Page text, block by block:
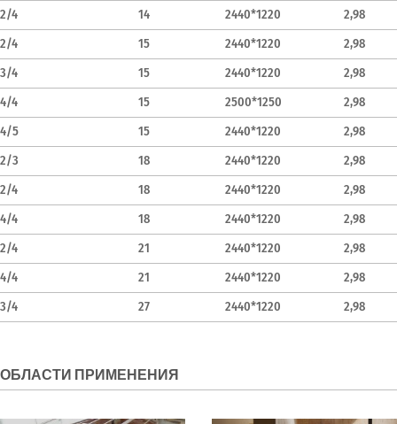
2/4
14 2440*1220
2,98
2/4
15 2440*1220
2,98
3/4
15 2440*1220
2,98
4/4
15 2500*1250
2,98
4/5
15 2440*1220
2,98
2/3
18 2440*1220
2,98
2/4
18 2440*1220
2,98
4/4
18 2440*1220
2,98
2/4
21 2440*1220
2,98
4/4
21 2440*1220
2,98
3/4
27 2440*1220 2,98
ОБЛАСТИ ПРИМЕНЕНИЯ